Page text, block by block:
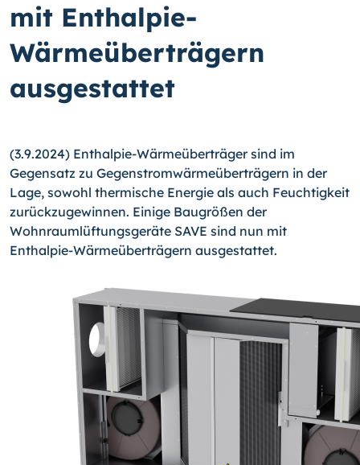
mit Enthalpie-
Wärmeüberträgern
ausgestattet
(3.9.2024) Enthalpie-Wärmeüberträger sind im
Gegensatz zu Gegenstromwärmeüberträgern in der
Lage, sowohl thermische Energie als auch Feuchtigkeit
zurückzugewinnen. Einige Baugrößen der
Wohnraumlüftungsgeräte SAVE sind nun mit
Enthalpie-Wärmeüberträgern ausgestattet.